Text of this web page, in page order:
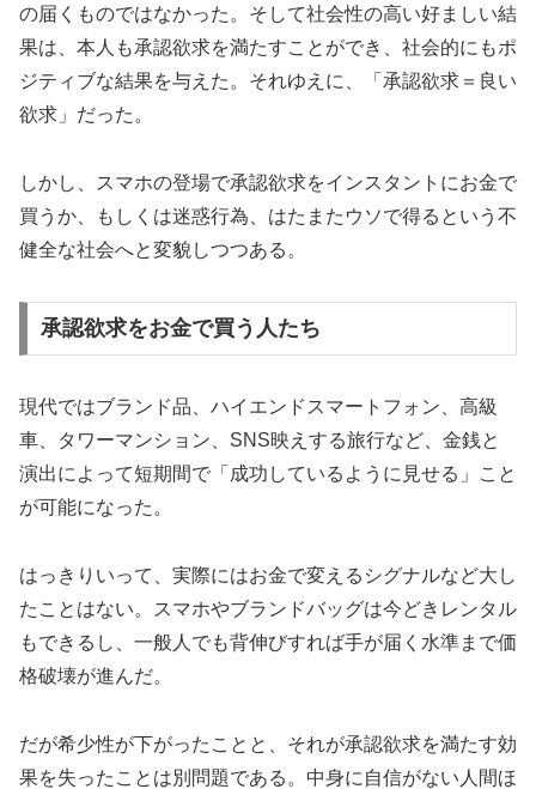
の届くものではなかった。そして社会性の高い好ましい結
果は、本人も承認欲求を満たすことができ、社会的にもポ
ジティブな結果を与えた。それゆえに、「承認欲求＝良い
欲求」だった。
しかし、スマホの登場で承認欲求をインスタントにお金で
買うか、もしくは迷惑行為、はたまたウソで得るという不
健全な社会へと変貌しつつある。
承認欲求をお金で買う人たち
現代ではブランド品、ハイエンドスマートフォン、高級
車、タワーマンション、SNS映えする旅行など、金銭と
演出によって短期間で「成功しているように見せる」こと
が可能になった。
はっきりいって、実際にはお金で変えるシグナルなど大し
たことはない。スマホやブランドバッグは今どきレンタル
もできるし、一般人でも背伸びすれば手が届く水準まで価
格破壊が進んだ。
だが希少性が下がったことと、それが承認欲求を満たす効
果を失ったことは別問題である。中身に自信がない人間ほ